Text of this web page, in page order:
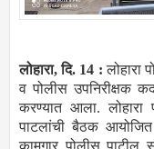
लोहारा, दि. 14 :लोहारा
व पोलीस उपनिरीक्षक
करण्यात आला. लोहारा
पाटलांची बैठक आयोजित
कामगार पोलीस पाटील